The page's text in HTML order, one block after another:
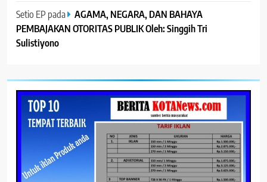
Setio EP pada
AGAMA, NEGARA, DAN BAHAYA
PEMBAJAKAN OTORITAS PUBLIK Oleh: Singgih Tri
Sulistiyono